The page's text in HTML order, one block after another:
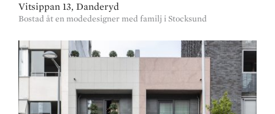
Vitsippan 13, Danderyd
Bostad åt en modedesigner med familj i Stocksund